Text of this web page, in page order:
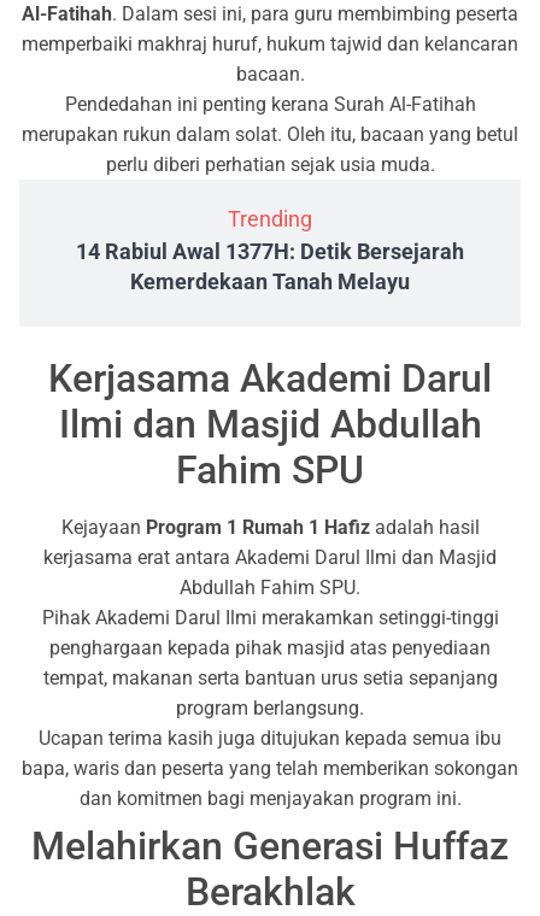
Al-Fatihah. Dalam sesi ini, para guru membimbing peserta
memperbaiki makhraj huruf, hukum tajwid dan kelancaran
bacaan.
Pendedahan ini penting kerana Surah Al-Fatihah
merupakan rukun dalam solat. Oleh itu, bacaan yang betul
perlu diberi perhatian sejak usia muda.
Trending
14 Rabiul Awal 1377H: Detik Bersejarah
Kemerdekaan Tanah Melayu
Kerjasama Akademi Darul
Ilmi dan Masjid Abdullah
Fahim SPU
Kejayaan Program 1 Rumah 1 Hafizadalah hasil
kerjasama erat antara Akademi Darul Ilmi dan Masjid
Abdullah Fahim SPU.
Pihak Akademi Darul Ilmi merakamkan setinggi-tinggi
penghargaan kepada pihak masjid atas penyediaan
tempat, makanan serta bantuan urus setia sepanjang
program berlangsung.
Ucapan terima kasih juga ditujukan kepada semua ibu
bapa, waris dan peserta yang telah memberikan sokongan
dan komitmen bagi menjayakan program ini.
Melahirkan Generasi Huffaz
Berakhlak